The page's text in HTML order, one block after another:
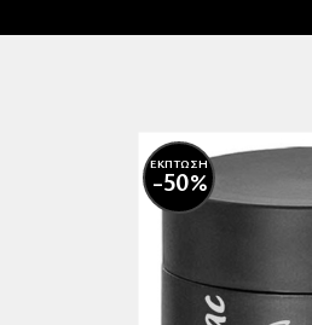
ΕΚΠΤΩΣΗ
-50%